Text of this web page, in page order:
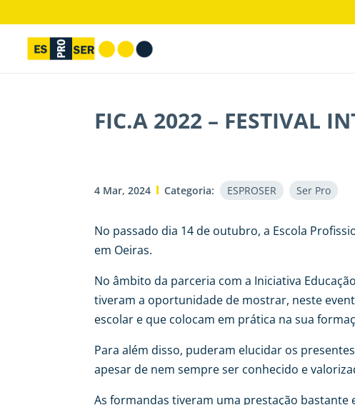
FIC.A 2022 – FESTIVAL
4 Mar, 2024 Categoria: ESPROSER Ser Pro
No passado dia 14 de outubro, a Escola
em Oeiras.
No âmbito da parceria com a Iniciativa
tiveram a oportunidade de mostrar, neste
escolar e que colocam em prática na sua
Para além disso, puderam elucidar os
apesar de nem sempre ser conhecido e
As formandas tiveram uma prestação bastante